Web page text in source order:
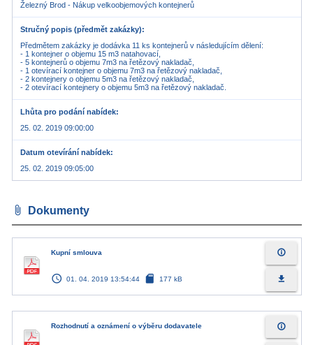
Železný Brod - Nákup velkoobjemových kontejnerů
Stručný popis (předmět zakázky)
Předmětem zakázky je dodávka 11 ks kontejnerů v následujícím dělení:
- 1 kontejner o objemu 15 m3 natahovací,
- 5 kontejnerů o objemu 7m3 na řetězový nakladač,
- 1 otevírací kontejner o objemu 7m3 na řetězový nakladač,
- 2 kontejnery o objemu 5m3 na řetězový nakladač,
Lhůta pro podání nabídek
25. 02. 2019 09:00:00
Datum otevírání nabídek
25. 02. 2019 09:05:00
attach_file Dokumenty
Kupní smlouva
access_time 01. 04. 2019 13:54:44 sd_card 177 kB
info_outline
file_download
Rozhodnutí a oznámení o výběru dodavatele info_outline